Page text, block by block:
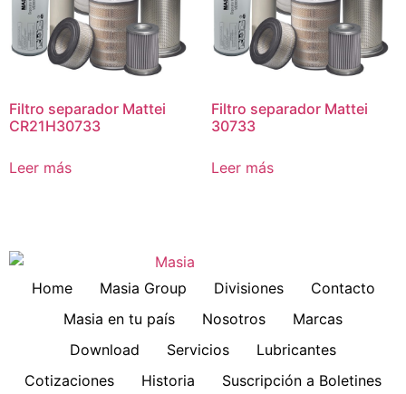
Filtro separador Mattei
CR21H30733
Leer más
Filtro separador Mattei
30733
Leer más
Home Masia Group Divisiones
Contacto
Masia en tu país
Nosotros
Marcas
Download
Servicios
Lubricantes
Cotizaciones
Historia
Suscripción a Boletines